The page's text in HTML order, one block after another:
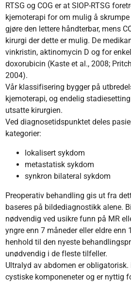
RTSG og COG er at SIOP-RTSG
kjemoterapi for om mulig å
gjøre den lettere håndterbar, mens
kirurgi der dette er mulig. De
vinkristin, aktinomycin D og for
doxorubicin (Kaste et al., 2008;
2004).
Vår klassifisering bygger på
kjemoterapi, og endelig
utsatte kirurgien.
Ved diagnosetidspunktet deles
kategorier:
lokalisert sykdom
metastatisk sykdom
synkron bilateral sykdom
Preoperativ behandling gis ut fra
baseres på bildediagnostikk alene.
nødvendig ved usikre funn på MR
yngre enn 7 måneder eller eldre enn
henhold til den nyeste
unødvendig i de fleste tilfeller.
Ultralyd av abdomen er
cystiske komponeneter og er nyttig